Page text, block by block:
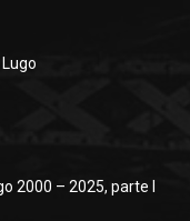
2000 – 2025, parte I